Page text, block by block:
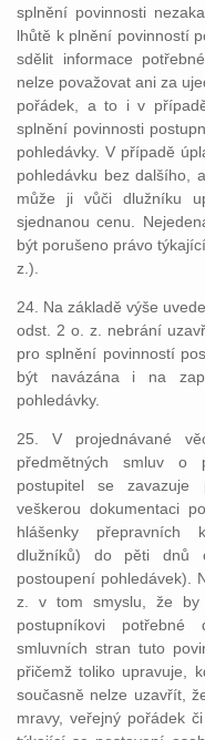
splnění povinnosti
lhůtě k plnění povinností
sdělit informace
nelze považovat ani za
pořádek, a to i v
splnění povinnosti
pohledávky. V případě
pohledávku bez dalšího,
může ji vůči dlužníku
sjednanou cenu.
být porušeno právo
z.).
24. Na základě výše
odst. 2 o. z. nebrání
pro splnění povinností
být navázána i na
pohledávky.
25. V projednávané
předmětných smluv o
postupitel se zavazuje
veškerou dokumentaci
hlášenky přepravních
dlužníků) do pěti dnů
postoupení pohledávek).
z. v tom smyslu, že by
postupníkovi potřebné
smluvních stran tuto
přičemž toliko upravuje,
současně nelze uzavřít,
mravy, veřejný pořádek